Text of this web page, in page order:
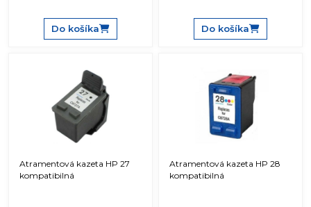
Do košíka Do košíka
Atramentová kazeta HP 27
kompatibilná
Atramentová kazeta HP 28
kompatibilná